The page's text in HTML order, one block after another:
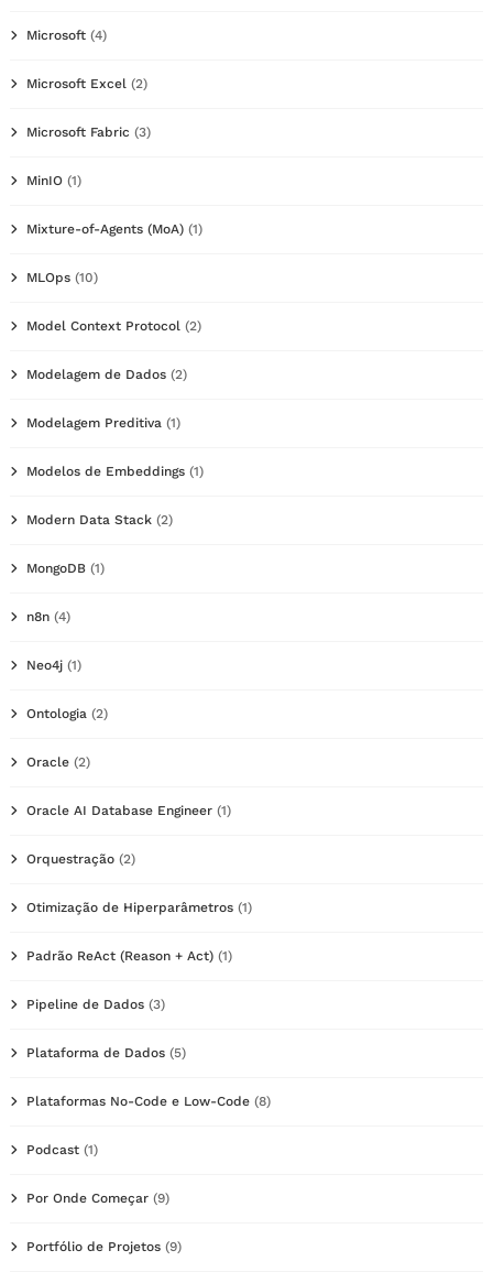
Microsoft (4)
Microsoft Excel (2)
Microsoft Fabric (3)
MinIO (1)
Mixture-of-Agents (MoA) (1)
MLOps (10)
Model Context Protocol (2)
Modelagem de Dados (2)
Modelagem Preditiva (1)
Modelos de Embeddings (1)
Modern Data Stack (2)
MongoDB (1)
n8n (4)
Neo4j (1)
Ontologia (2)
Oracle (2)
Oracle AI Database Engineer (1)
Orquestração (2)
Otimização de Hiperparâmetros (1)
Padrão ReAct (Reason + Act) (1)
Pipeline de Dados (3)
Plataforma de Dados (5)
Plataformas No-Code e Low-Code (8)
Podcast (1)
Por Onde Começar (9)
Portfólio de Projetos (9)